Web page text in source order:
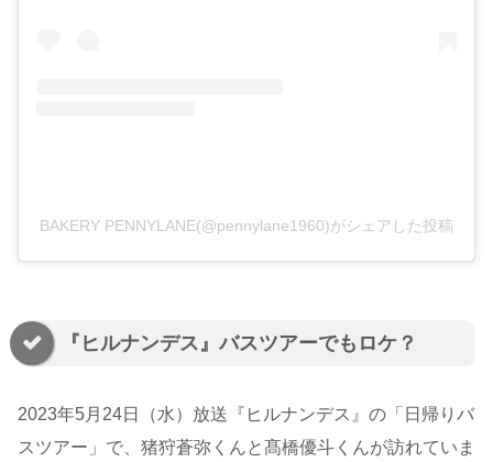
BAKERY PENNYLANE(@pennylane1960)がシェアした投稿
『ヒルナンデス』バスツアーでもロケ？
2023年5月24日（水）放送『ヒルナンデス』の「日帰りバ
スツアー」で、猪狩蒼弥くんと髙橋優斗くんが訪れていま